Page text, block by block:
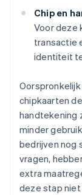
Chip en
Voor deze
transactie
identiteit
chipkaarten
handtekening
minder
bedrijven nog
vragen,
extra
deze stap niet